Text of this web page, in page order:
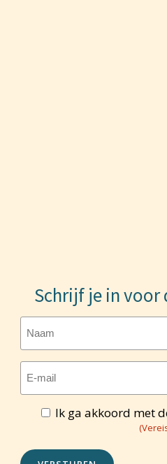
Schrijf je in
Naam
E-
mailadres(Vereist)
Toestemming(Vereist)
Ik ga akkoord met